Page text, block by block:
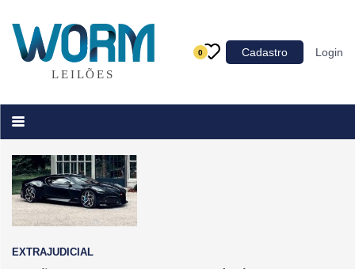
0 Cadastro Login
Categoria
Acessórios para Veículos
Máquinas
EXTRAJUDICIAL